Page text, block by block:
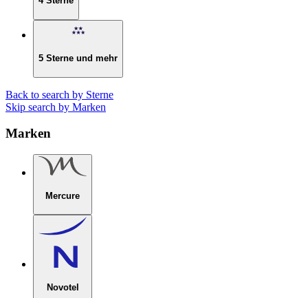
5 Sterne und mehr
Back to search by Sterne
Skip search by Marken
Marken
Mercure
Novotel